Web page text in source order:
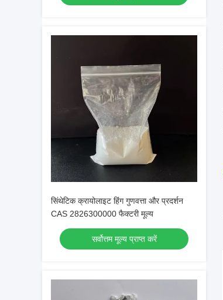
सिंथेटिक क्रायोलाइट हिंग गुणवत्ता और प्रदर्शन
CAS 2826300000 फैक्टरी मूल्य
सर्वोत्तम मूल्य प्राप्त करें